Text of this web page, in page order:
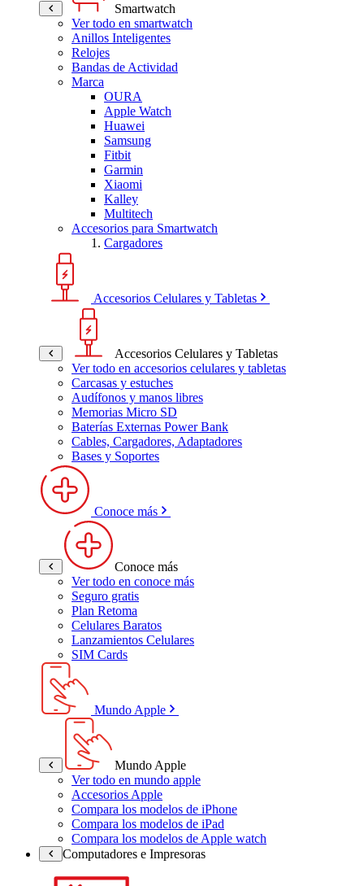
Smartwatch
Ver todo en smartwatch
Anillos Inteligentes
Relojes
Bandas de Actividad
Marca
OURA
Apple Watch
Huawei
Samsung
Fitbit
Garmin
Xiaomi
Kalley
Multitech
Accesorios para Smartwatch
Cargadores
Accesorios Celulares y Tabletas
Accesorios Celulares y Tabletas
Ver todo en accesorios celulares y tabletas
Carcasas y estuches
Audífonos y manos libres
Memorias Micro SD
Baterías Externas Power Bank
Cables, Cargadores, Adaptadores
Bases y Soportes
Conoce más
Conoce más
Ver todo en conoce más
Seguro gratis
Plan Retoma
Celulares Baratos
Lanzamientos Celulares
SIM Cards
Mundo Apple
Mundo Apple
Ver todo en mundo apple
Accesorios Apple
Compara los modelos de iPhone
Compara los modelos de iPad
Compara los modelos de Apple watch
Computadores e Impresoras